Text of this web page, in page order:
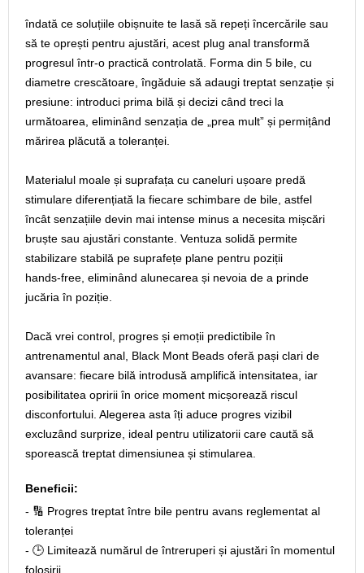
îndată ce soluțiile obișnuite te lasă să repeți încercările sau
să te oprești pentru ajustări, acest plug anal transformă
progresul într‑o practică controlată. Forma din 5 bile, cu
diametre crescătoare, îngăduie să adaugi treptat senzație și
presiune: introduci prima bilă și decizi când treci la
următoarea, eliminând senzația de „prea mult” și permițând
mărirea plăcută a toleranței.
Materialul moale și suprafața cu caneluri ușoare predă
stimulare diferențiată la fiecare schimbare de bile, astfel
încât senzațiile devin mai intense minus a necesita mișcări
bruște sau ajustări constante. Ventuza solidă permite
stabilizare stabilă pe suprafețe plane pentru poziții
hands‑free, eliminând alunecarea și nevoia de a prinde
jucăria în poziție.
Dacă vrei control, progres și emoții predictibile în
antrenamentul anal, Black Mont Beads oferă pași clari de
avansare: fiecare bilă introdusă amplifică intensitatea, iar
posibilitatea opririi în orice moment micșorează riscul
disconfortului. Alegerea asta îți aduce progres vizibil
excluzând surprize, ideal pentru utilizatorii care caută să
sporească treptat dimensiunea și stimularea.
Beneficii:
- 🔢 Progres treptat între bile pentru avans reglementat al
toleranței
- 🕒 Limitează numărul de întreruperi și ajustări în momentul
folosirii